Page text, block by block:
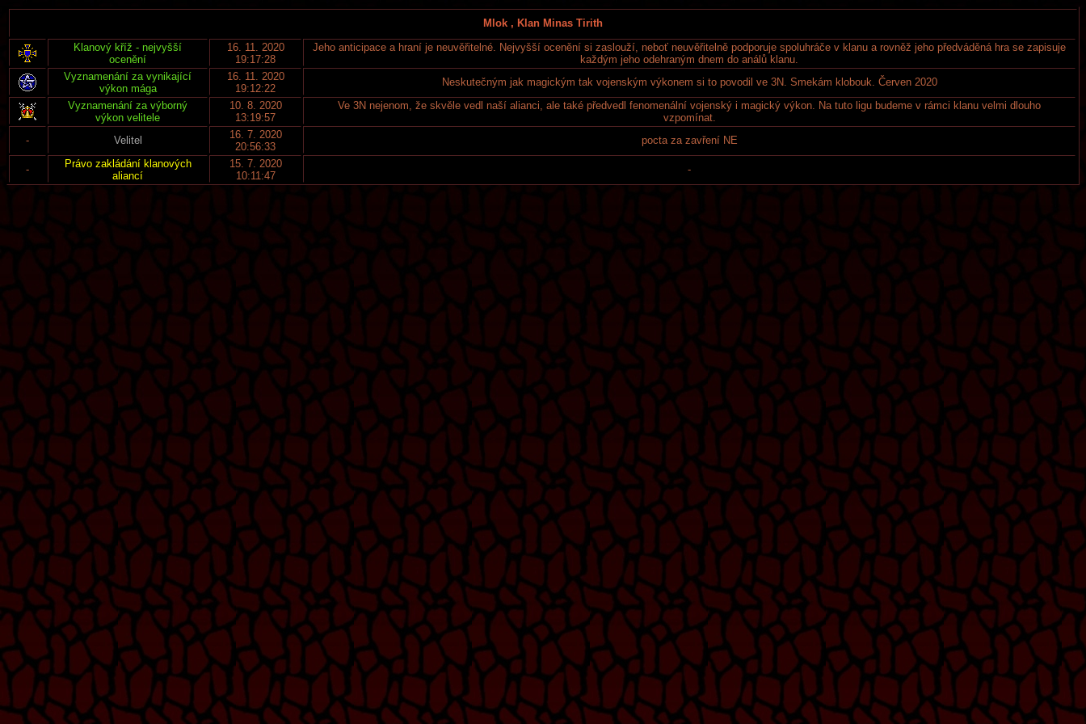
Mlok , Klan Minas Tirith
Klanový kříž - nejvyšší
ocenění
16. 11. 2020
19:17:28
Jeho anticipace a hraní je neuvěřitelné. Nejvyšší ocenění si zaslouží, neboť neuvěřitelně podporuje spoluhráče v klanu a rovněž jeho předváděná hra se zapisuje
každým jeho odehraným dnem do análů klanu.
Vyznamenání za vynikající
výkon mága
16. 11. 2020
19:12:22
Neskutečným jak magickým tak vojenským výkonem si to povodil ve 3N. Smekám klobouk. Červen 2020
Vyznamenání za výborný
výkon velitele
10. 8. 2020
13:19:57
Ve 3N nejenom, že skvěle vedl naší alianci, ale také předvedl fenomenální vojenský i magický výkon. Na tuto ligu budeme v rámci klanu velmi dlouho
vzpomínat.
-
Velitel
16. 7. 2020
20:56:33
pocta za zavření NE
-
Právo zakládání klanových
aliancí
15. 7. 2020
10:11:47
-